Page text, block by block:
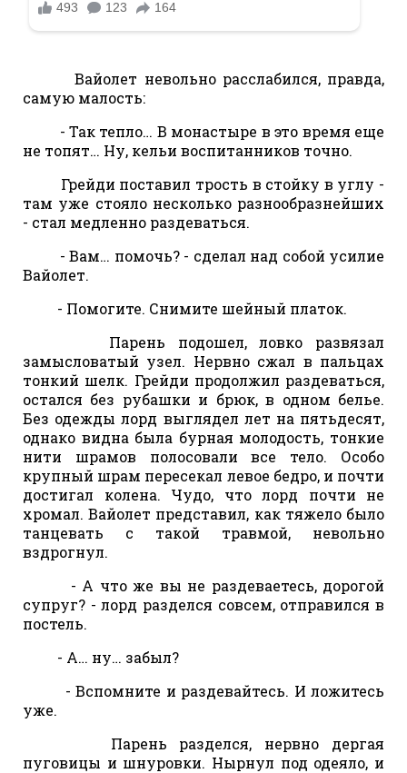
Вайолет невольно расслабился, правда,
самую малость:
- Так тепло… В монастыре в это время еще
не топят… Ну, кельи воспитанников точно.
Грейди поставил трость в стойку в углу -
там уже стояло несколько разнообразнейших
- стал медленно раздеваться.
- Вам… помочь? - сделал над собой усилие
Вайолет.
- Помогите. Снимите шейный платок.
Парень подошел, ловко развязал
замысловатый узел. Нервно сжал в пальцах
тонкий шелк. Грейди продолжил раздеваться,
остался без рубашки и брюк, в одном белье.
Без одежды лорд выглядел лет на пятьдесят,
однако видна была бурная молодость, тонкие
нити шрамов полосовали все тело. Особо
крупный шрам пересекал левое бедро, и почти
достигал колена. Чудо, что лорд почти не
хромал. Вайолет представил, как тяжело было
танцевать с такой травмой, невольно
вздрогнул.
- А что же вы не раздеваетесь, дорогой
супруг? - лорд разделся совсем, отправился в
постель.
- А… ну… забыл?
- Вспомните и раздевайтесь. И ложитесь
уже.
Парень разделся, нервно дергая
пуговицы и шнуровки. Нырнул под одеяло, и